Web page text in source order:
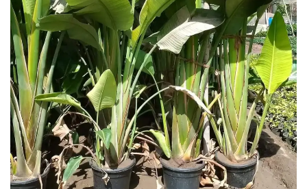
نباتات الزينة والزهور وأشجار الفاكهة